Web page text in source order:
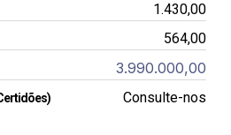
1.430,00
564,00
3.990.000,00
Consulte-nos